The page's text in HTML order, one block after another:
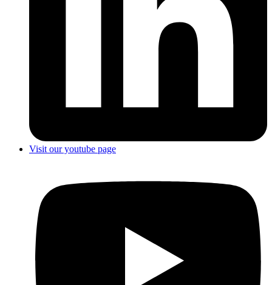
Visit our youtube page